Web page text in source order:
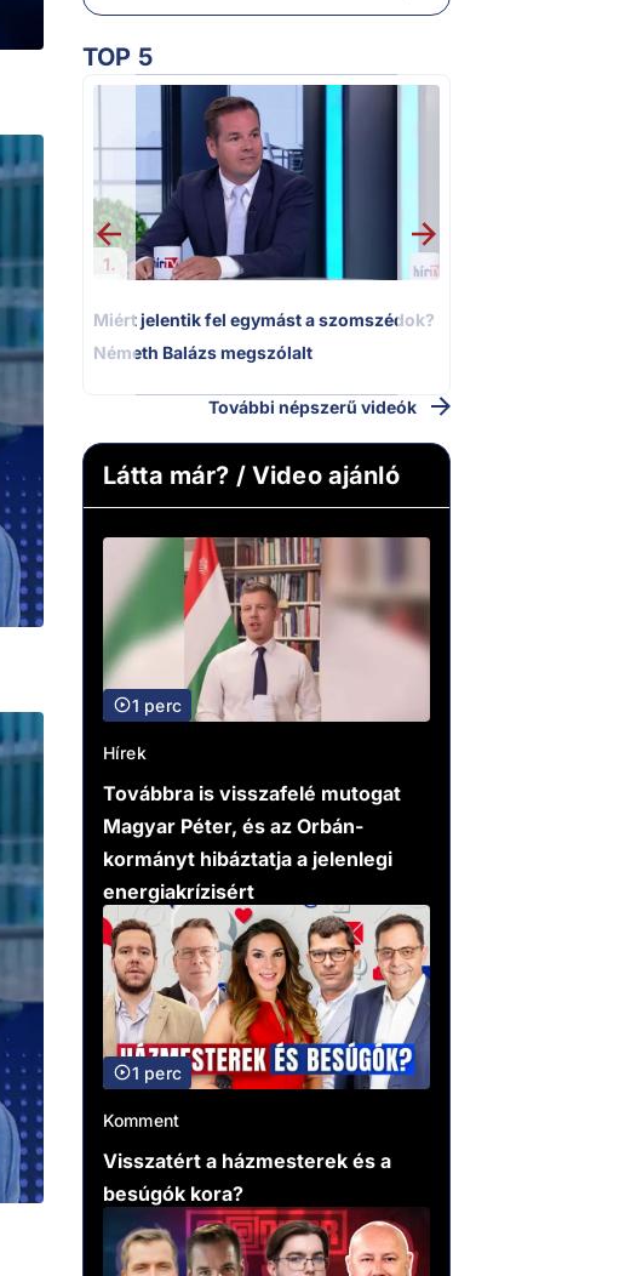
TOP 5
1.
Miért jelentik fel egymást a szomszédok?
Németh Balázs megszólalt
További népszerű videók
Látta már? / Video ajánló
1 perc
Hírek
Továbbra is visszafelé mutogat
Magyar Péter, és az Orbán-
kormányt hibáztatja a jelenlegi
energiakrízisért
1 perc
Komment
Visszatért a házmesterek és a
besúgók kora?